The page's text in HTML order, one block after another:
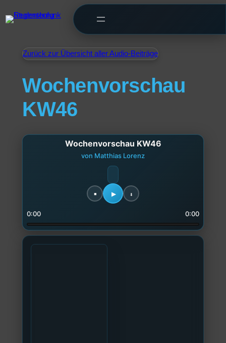
Zurück zur Übersicht aller Audio-Beiträge
Wochenvorschau
KW46
Wochenvorschau KW46
von Matthias Lorenz
0:00 0:00